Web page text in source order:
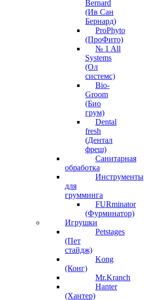
Bernard
(Ив Сан
Бернард)
ProPhyto
(ПроФито)
№ 1 All
Systems
(Ол
системс)
Bio-
Groom
(Био
грум)
Dental
fresh
(Дентал
фреш)
Санитарная
обработка
Инструменты
для
грумминга
FURminator
(Фурминатор)
Игрушки
Petstages
(Пет
стайдж)
Kong
(Конг)
Mr.Kranch
Hanter
(Хантер)